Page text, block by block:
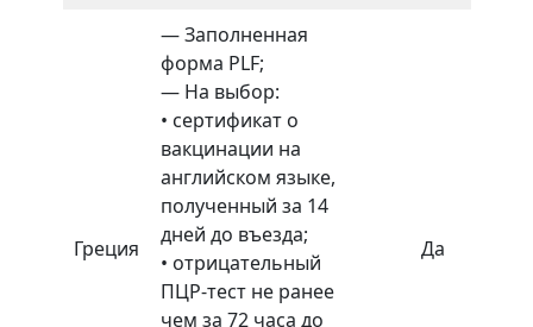
Греция
— Заполненная
форма PLF;
— На выбор:
• сертификат о
вакцинации на
английском языке,
полученный за 14
дней до въезда;
• отрицательный
ПЦР-тест не ранее
чем за 72 часа до
Да